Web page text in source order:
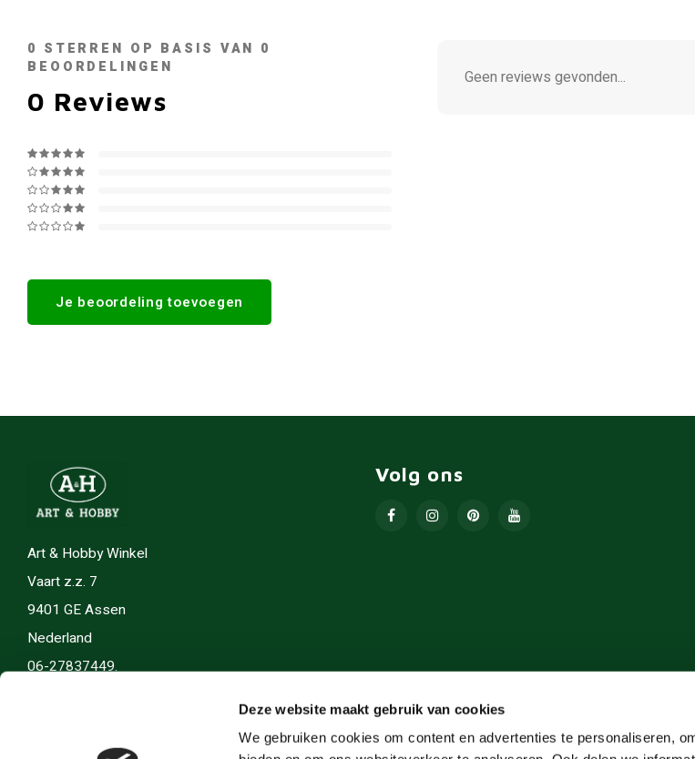
Deze website maakt gebruik van cookies
We gebruiken cookies om content en advertenties te personaliseren,
0 STERREN OP BASIS VAN 0
BEOORDELINGEN
0 Reviews
Je beoordeling toevoegen
Geen reviews gevonden...
Art & Hobby Winkel
Vaart z.z. 7
9401 GE Assen
Nederland
06-27837449.
Volg ons